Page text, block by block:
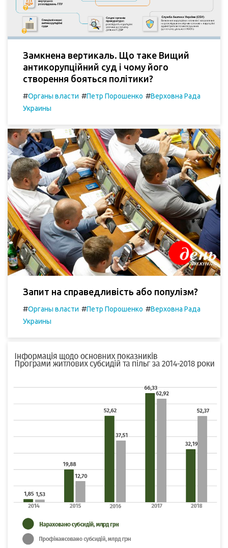
Замкнена вертикаль. Що таке Вищий
антикорупційний суд і чому його
створення бояться політики?
#Органы власти #Петр Порошенко #Верховна Рада
Украины
Запит на справедливість або популізм?
#Органы власти #Петр Порошенко #Верховна Рада
Украины